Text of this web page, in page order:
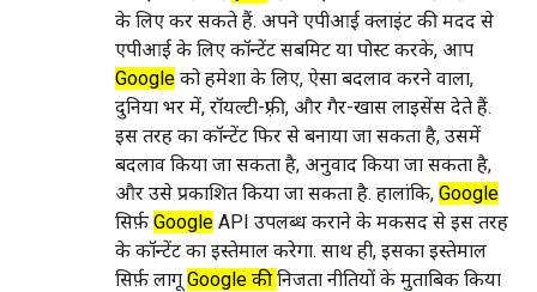
के लिए कर सकते हैं. अपने एपीआई क्लाइंट की मदद से
एपीआई के लिए कॉन्टेंट सबमिट या पोस्ट करके, आप
Google को हमेशा के लिए, ऐसा बदलाव करने वाला,
दुनिया भर में, रॉयल्टी-फ़्री, और गैर-खास लाइसेंस देते हैं.
इस तरह का कॉन्टेंट फिर से बनाया जा सकता है, उसमें
बदलाव किया जा सकता है, अनुवाद किया जा सकता है,
और उसे प्रकाशित किया जा सकता है. हालांकि, Google
सिर्फ़ Google API उपलब्ध कराने के मकसद से इस तरह
के कॉन्टेंट का इस्तेमाल करेगा. साथ ही, इसका इस्तेमाल
सिर्फ़ लागू Google कीनिजता नीतियों के मुताबिक किया